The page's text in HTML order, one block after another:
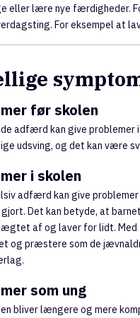
eller lære nye færdigheder.
For eksempel at
før skolen
adfærd kan give problemer
udsving, og det kan være
i skolen
adfærd kan give
Det kan betyde, at
af og laver for lidt. Med
og præstere som de
som ung
bliver længere og mere